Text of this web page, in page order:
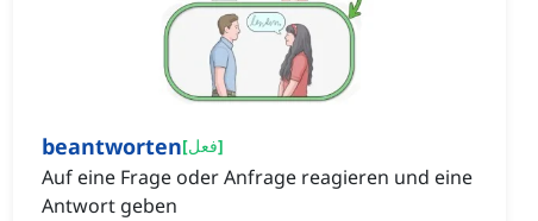
beantworten[فعل]
Auf eine Frage oder Anfrage reagieren und eine
Antwort geben